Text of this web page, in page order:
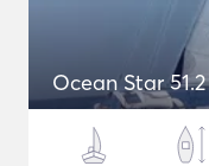
Ocean Star 51.2